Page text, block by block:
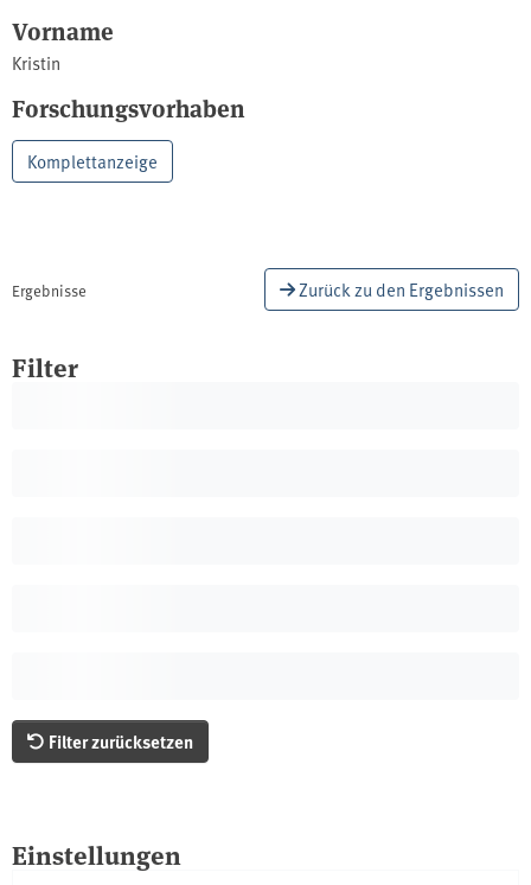
Vorname
Kristin
Forschungsvorhaben
Komplettanzeige
Ergebnisse Zurück zu den Ergebnissen
Filter
Filter zurücksetzen
Einstellungen